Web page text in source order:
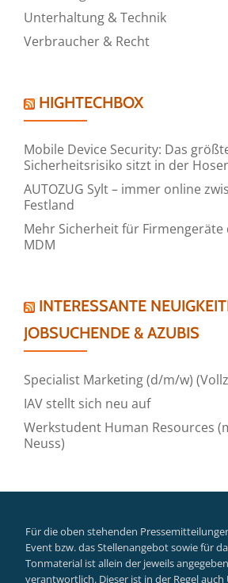
Unterhaltung & Technik
Verbraucher & Recht
HIGHTECHBOX
Mobile Device Security: Das
Sicherheitsrisiko sitzt in der
AUTOZUG Sylt – immer online
Festland
Mehr Sicherheit für Firmengeräte
MDM
INTERESSANTE
JOBSUCHENDE & AZUBIS
Specialist Marketing (d/m/w)
IAV stellt sich neu auf
Werkstudent Human Resources
Neuss)
Für die oben stehenden
Event bzw. das Stellenangebot sowie für
Tonmaterial ist allein der jeweils
verantwortlich. Dieser ist in der Regel